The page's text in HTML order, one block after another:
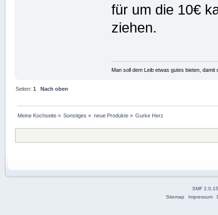
für um die 10€
ziehen.
Man soll dem Leib etwas gutes bieten,
Seiten:1 Nach oben
Meine Kochseite » Sonstiges » neue Produkte» Gurke Herz
SMF
Sitemap
Impressum